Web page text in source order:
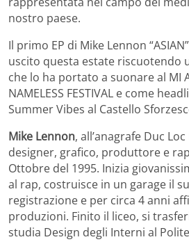
nostro paese.
Il primo EP di Mike Lennon
uscito questa estate riscuotendo
che lo ha portato a suonare al MI
NAMELESS FESTIVAL e come
Summer Vibes al Castello
Mike Lennon, all’anagrafe Duc
designer, grafico, produttore e
Ottobre del 1995. Inizia
al rap, costruisce in un garage il
registrazione e per circa 4 anni
produzioni. Finito il liceo, si
studia Design degli Interni al